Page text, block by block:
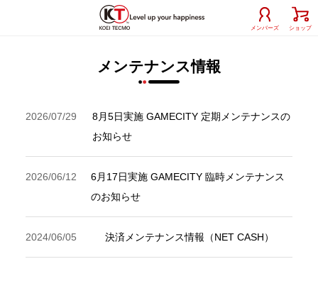
メンバーズ ショップ
メンテナンス情報
2026/07/29
8月5日実施 GAMECITY 定期メンテナンスの
お知らせ
2026/06/12
6月17日実施 GAMECITY 臨時メンテナンス
のお知らせ
2024/06/05 決済メンテナンス情報（NET CASH）